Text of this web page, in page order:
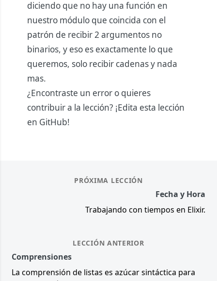
diciendo que no hay una función en
nuestro módulo que coincida con el
patrón de recibir 2 argumentos no
binarios, y eso es exactamente lo que
queremos, solo recibir cadenas y nada
mas.
¿Encontraste un error o quieres
contribuir a la lección? ¡Edita esta lección
en GitHub!
LECCIÓN ANTERIOR
Comprensiones
La comprensión de listas es azúcar sintáctica para
PRÓXIMA LECCIÓN
Fecha y Hora
Trabajando con tiempos en Elixir.